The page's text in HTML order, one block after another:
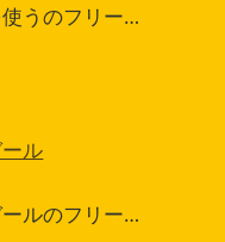
うのフリー…
ル
ルのフリー…